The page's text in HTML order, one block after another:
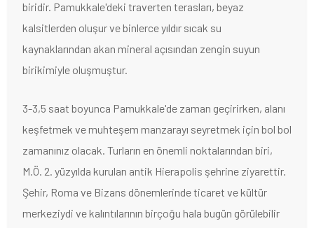
biridir. Pamukkale'deki traverten terasları, beyaz
kalsitlerden oluşur ve binlerce yıldır sıcak su
kaynaklarından akan mineral açısından zengin suyun
birikimiyle oluşmuştur.
3-3,5 saat boyunca Pamukkale'de zaman geçirirken, alanı
keşfetmek ve muhteşem manzarayı seyretmek için bol bol
zamanınız olacak. Turların en önemli noktalarından biri,
M.Ö. 2. yüzyılda kurulan antik Hierapolis şehrine ziyarettir.
Şehir, Roma ve Bizans dönemlerinde ticaret ve kültür
merkeziydi ve kalıntılarının birçoğu hala bugün görülebilir